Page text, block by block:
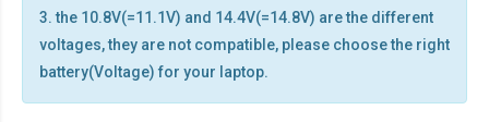
3. the 10.8V(=11.1V) and 14.4V(=14.8V) are the different
voltages, they are not compatible, please choose the right
battery(Voltage) for your laptop.